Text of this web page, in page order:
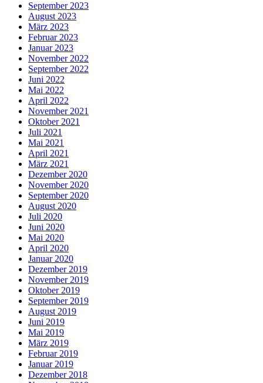
September 2023
August 2023
März 2023
Februar 2023
Januar 2023
November 2022
September 2022
Juni 2022
Mai 2022
April 2022
November 2021
Oktober 2021
Juli 2021
Mai 2021
April 2021
März 2021
Dezember 2020
November 2020
September 2020
August 2020
Juli 2020
Juni 2020
Mai 2020
April 2020
Januar 2020
Dezember 2019
November 2019
Oktober 2019
September 2019
August 2019
Juni 2019
Mai 2019
März 2019
Februar 2019
Januar 2019
Dezember 2018